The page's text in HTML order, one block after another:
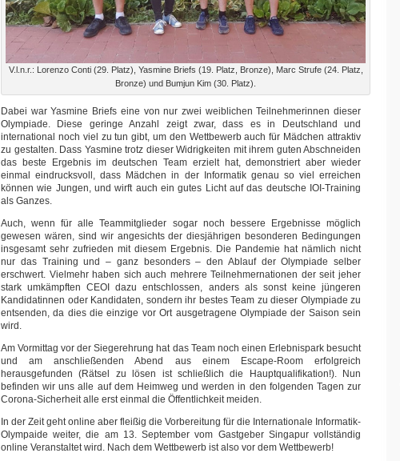
V.l.n.r.: Lorenzo Conti (29. Platz), Yasmine Briefs (19. Platz, Bronze), Marc Strufe (24. Platz,
Bronze) und Bumjun Kim (30. Platz).
Dabei war Yasmine Briefs eine von nur zwei weiblichen Teilnehmerinnen dieser
Olympiade. Diese geringe Anzahl zeigt zwar, dass es in Deutschland und
international noch viel zu tun gibt, um den Wettbewerb auch für Mädchen attraktiv
zu gestalten. Dass Yasmine trotz dieser Widrigkeiten mit ihrem guten Abschneiden
das beste Ergebnis im deutschen Team erzielt hat, demonstriert aber wieder
einmal eindrucksvoll, dass Mädchen in der Informatik genau so viel erreichen
können wie Jungen, und wirft auch ein gutes Licht auf das deutsche IOI-Training
als Ganzes.
Auch, wenn für alle Teammitglieder sogar noch bessere Ergebnisse möglich
gewesen wären, sind wir angesichts der diesjährigen besonderen Bedingungen
insgesamt sehr zufrieden mit diesem Ergebnis. Die Pandemie hat nämlich nicht
nur das Training und – ganz besonders – den Ablauf der Olympiade selber
erschwert. Vielmehr haben sich auch mehrere Teilnehmernationen der seit jeher
stark umkämpften CEOI dazu entschlossen, anders als sonst keine jüngeren
Kandidatinnen oder Kandidaten, sondern ihr bestes Team zu dieser Olympiade zu
entsenden, da dies die einzige vor Ort ausgetragene Olympiade der Saison sein
wird.
Am Vormittag vor der Siegerehrung hat das Team noch einen Erlebnispark besucht
und am anschließenden Abend aus einem Escape-Room erfolgreich
herausgefunden (Rätsel zu lösen ist schließlich die Hauptqualifikation!). Nun
befinden wir uns alle auf dem Heimweg und werden in den folgenden Tagen zur
Corona-Sicherheit alle erst einmal die Öffentlichkeit meiden.
In der Zeit geht online aber fleißig die Vorbereitung für die Internationale Informatik-
Olympaide weiter, die am 13. September vom Gastgeber Singapur vollständig
online Veranstaltet wird. Nach dem Wettbewerb ist also vor dem Wettbewerb!